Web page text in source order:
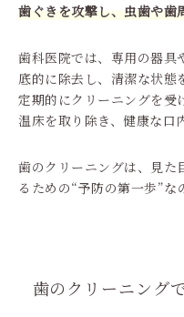
歯ぐきを攻撃し、虫歯や歯
歯科医院では、専用の器具
底的に除去し、清潔な状態
定期的にクリーニングを受
温床を取り除き、健康な口
歯のクリーニングは、見た
るための“予防の第一歩”な
歯のクリーニング